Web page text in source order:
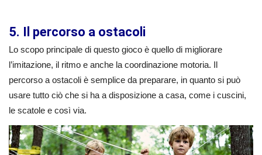
5. Il percorso a ostacoli
Lo scopo principale di questo gioco è quello di migliorare
l’imitazione, il ritmo e anche la coordinazione motoria. Il
percorso a ostacoli è semplice da preparare, in quanto si può
usare tutto ciò che si ha a disposizione a casa, come i cuscini,
le scatole e così via.